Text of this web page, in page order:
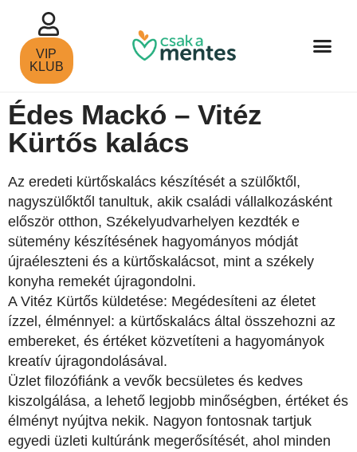
VIP
KLUB
Édes Mackó – Vitéz
Kürtős kalács
Az eredeti kürtőskalács készítését a szülőktől,
nagyszülőktől tanultuk, akik családi vállalkozásként
először otthon, Székelyudvarhelyen kezdték e
sütemény készítésének hagyományos módját
újraéleszteni és a kürtőskalácsot, mint a székely
konyha remekét újragondolni.
A Vitéz Kürtős küldetése: Megédesíteni az életet
ízzel, élménnyel: a kürtőskalács által összehozni az
embereket, és értéket közvetíteni a hagyományok
kreatív újragondolásával.
Üzlet filozófiánk a vevők becsületes és kedves
kiszolgálása, a lehető legjobb minőségben, értéket és
élményt nyújtva nekik. Nagyon fontosnak tartjuk
egyedi üzleti kultúránk megerősítését, ahol minden